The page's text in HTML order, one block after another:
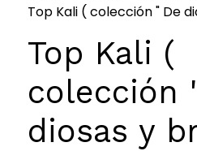
Top Kali ( colección " De
Top Kali (
colección
diosas y